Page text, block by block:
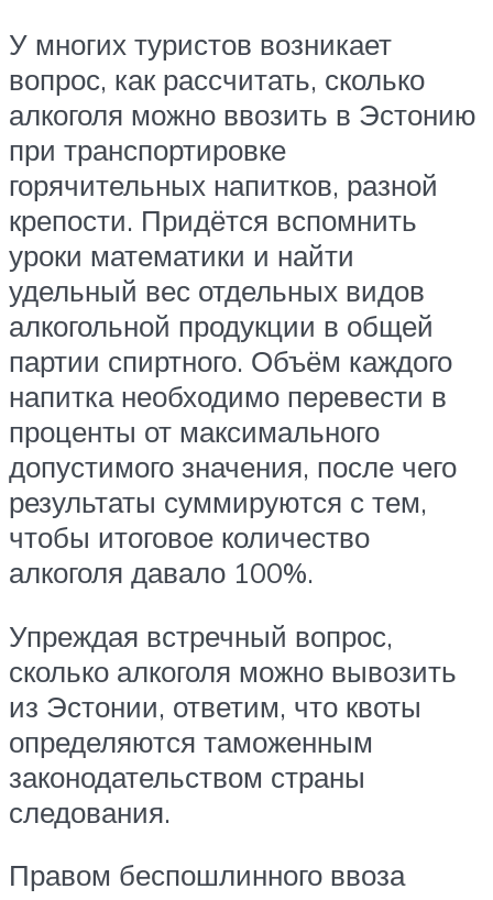
У многих туристов возникает
вопрос, как рассчитать, сколько
алкоголя можно ввозить в Эстонию
при транспортировке
горячительных напитков, разной
крепости. Придётся вспомнить
уроки математики и найти
удельный вес отдельных видов
алкогольной продукции в общей
партии спиртного. Объём каждого
напитка необходимо перевести в
проценты от максимального
допустимого значения, после чего
результаты суммируются с тем,
чтобы итоговое количество
алкоголя давало 100%.
Упреждая встречный вопрос,
сколько алкоголя можно вывозить
из Эстонии, ответим, что квоты
определяются таможенным
законодательством страны
следования.
Правом беспошлинного ввоза